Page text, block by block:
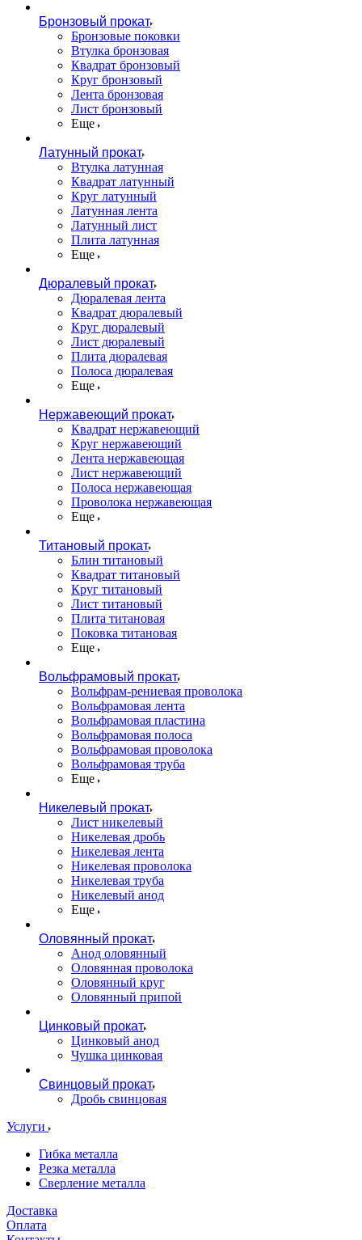
Бронзовый прокат
Бронзовые поковки
Втулка бронзовая
Квадрат бронзовый
Круг бронзовый
Лента бронзовая
Лист бронзовый
Еще
Латунный прокат
Втулка латунная
Квадрат латунный
Круг латунный
Латунная лента
Латунный лист
Плита латунная
Еще
Дюралевый прокат
Дюралевая лента
Квадрат дюралевый
Круг дюралевый
Лист дюралевый
Плита дюралевая
Полоса дюралевая
Еще
Нержавеющий прокат
Квадрат нержавеющий
Круг нержавеющий
Лента нержавеющая
Лист нержавеющий
Полоса нержавеющая
Проволока нержавеющая
Еще
Титановый прокат
Блин титановый
Квадрат титановый
Круг титановый
Лист титановый
Плита титановая
Поковка титановая
Еще
Вольфрамовый прокат
Вольфрам-рениевая проволока
Вольфрамовая лента
Вольфрамовая пластина
Вольфрамовая полоса
Вольфрамовая проволока
Вольфрамовая труба
Еще
Никелевый прокат
Лист никелевый
Никелевая дробь
Никелевая лента
Никелевая проволока
Никелевая труба
Никелевый анод
Еще
Оловянный прокат
Анод оловянный
Оловянная проволока
Оловянный круг
Оловянный припой
Цинковый прокат
Цинковый анод
Чушка цинковая
Свинцовый прокат
Дробь свинцовая
Услуги
Гибка металла
Резка металла
Сверление металла
Доставка
Оплата